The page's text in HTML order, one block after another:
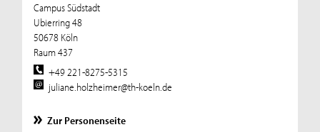
Campus Südstadt
Ubierring 48
50678 Köln
Raum 437
+49 221-8275-5315
juliane.holzheimer@th-koeln.de
Zur Personenseite